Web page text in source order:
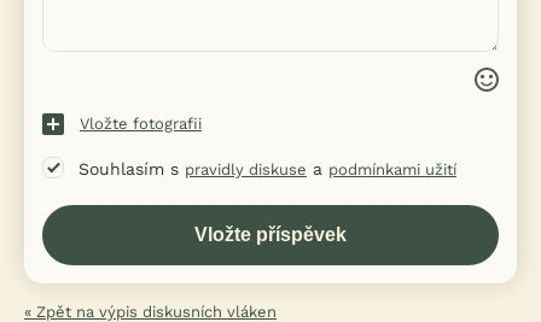
Vložte fotografii
Souhlasím s pravidly diskuse a podmínkami užití
« Zpět na výpis diskusních vláken